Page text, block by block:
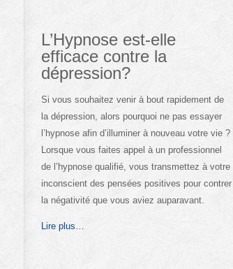
L’Hypnose est-elle
efficace contre la
dépression?
Si vous souhaitez venir à bout rapidement de
la dépression, alors pourquoi ne pas essayer
l’hypnose afin d’illuminer à nouveau votre vie ?
Lorsque vous faites appel à un professionnel
de l’hypnose qualifié, vous transmettez à votre
inconscient des pensées positives pour contrer
la négativité que vous aviez auparavant.
Lire plus…